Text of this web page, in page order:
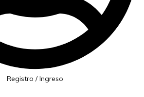
Registro / Ingreso